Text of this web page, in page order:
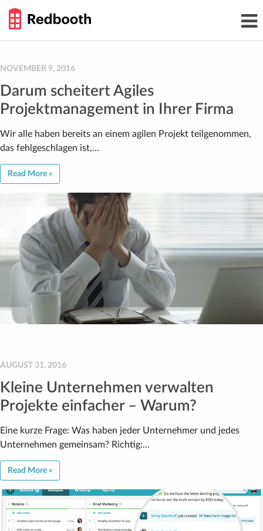
content
GUIDE
NOVEMBER 9, 2016
Darum scheitert Agiles
Projektmanagement in Ihrer Firma
Wir alle haben bereits an einem agilen Projekt teilgenommen,
das fehlgeschlagen ist,…
Read More »
AUGUST 31, 2016
Kleine Unternehmen verwalten
Projekte einfacher – Warum?
Eine kurze Frage: Was haben jeder Unternehmer und jedes
Unternehmen gemeinsam? Richtig:…
Read More »